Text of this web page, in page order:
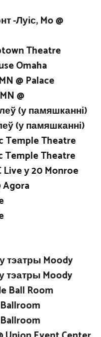
-Луіс, Mo @
Theatre
Omaha
@ Palace
@
(у памяшканні)
(у памяшканні)
Temple Theatre
Temple Theatre
Live у 20 Monroe
Agora
тэатры Moody
тэатры Moody
Ball Room